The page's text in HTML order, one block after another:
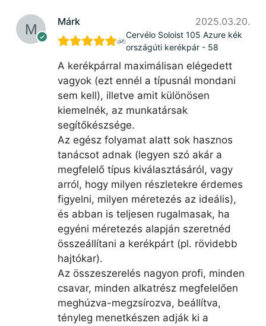
Márk 2025.03.20.
Cervélo Soloist 105 Azure kék
országúti kerékpár - 58
A kerékpárral maximálisan elégedett
vagyok (ezt ennél a típusnál mondani
sem kell), illetve amit különösen
kiemelnék, az munkatársak
segítőkészsége.
Az egész folyamat alatt sok hasznos
tanácsot adnak (legyen szó akár a
megfelelő típus kiválasztásáról, vagy
arról, hogy milyen részletekre érdemes
figyelni, milyen méretezés az ideális),
és abban is teljesen rugalmasak, ha
egyéni méretezés alapján szeretnéd
összeállítani a kerékpárt (pl. rövidebb
hajtókar).
Az összeszerelés nagyon profi, minden
csavar, minden alkatrész megfelelően
meghúzva-megzsírozva, beállítva,
tényleg menetkészen adják ki a